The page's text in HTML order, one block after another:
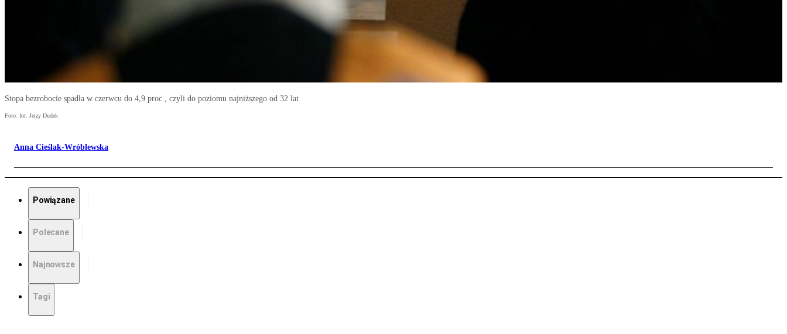
Stopa bezrobocie spadła w czerwcu do 4,9 proc., czyli do poziomu najniższego od 32 lat
Foto: fot. Jerzy Dudek
Anna Cieślak-Wróblewska
Powiązane
Polecane
Najnowsze
Tagi